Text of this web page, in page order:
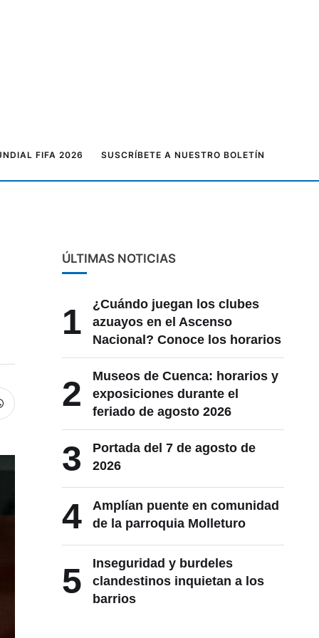
FIFA 2026 SUSCRÍBETE A NUESTRO BOLETÍN
ÚLTIMAS NOTICIAS
1
¿Cuándo juegan los clubes
azuayos en el Ascenso
Nacional? Conoce los horarios
2
Museos de Cuenca: horarios y
exposiciones durante el
feriado de agosto 2026
3
Portada del 7 de agosto de
2026
4
Amplían puente en comunidad
de la parroquia Molleturo
5
Inseguridad y burdeles
clandestinos inquietan a los
barrios